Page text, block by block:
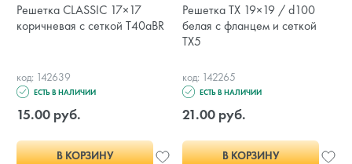
Решетка CLASSIC 17×17
коричневая с сеткой T40aBR
код: 142639
ЕСТЬ В НАЛИЧИИ
15.00 руб.
В КОРЗИНУ
Решетка TX 19×19 / d100
белая с фланцем и сеткой
TX5
код: 142265
ЕСТЬ В НАЛИЧИИ
21.00 руб.
В КОРЗИНУ